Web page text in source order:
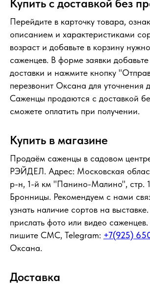
Купить с доставкой без
Перейдите в карточку товара,
описанием и характеристиками
возраст и добавьте в корзину
саженцев. В форме заявки
доставки и нажмите кнопку
перезвонит Оксана для уточнения
Саженцы продаются с доставкой
сможете оплатить при получении.
Купить в магазине
Продаём саженцы в садовом
РЭЙДЕЛ. Адрес: Московская
р-н, 1-й км "Панино-Малино", стр.
Бронницы. Рекомендуем с нами
узнать наличие сортов на
прислать фото или видео саженцев.
пишите СМС, Telegram: +7(925)
Оксана.
Доставка